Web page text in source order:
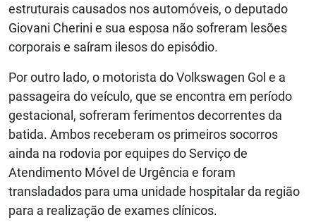
estruturais causados nos automóveis, o deputado
Giovani Cherini e sua esposa não sofreram lesões
corporais e saíram ilesos do episódio.
Por outro lado, o motorista do Volkswagen Gol e a
passageira do veículo, que se encontra em período
gestacional, sofreram ferimentos decorrentes da
batida. Ambos receberam os primeiros socorros
ainda na rodovia por equipes do Serviço de
Atendimento Móvel de Urgência e foram
transladados para uma unidade hospitalar da região
para a realização de exames clínicos.